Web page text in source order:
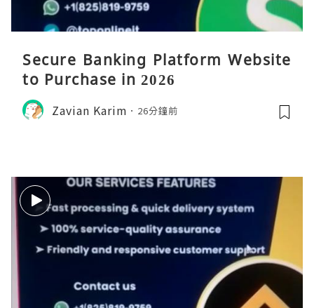
Secure Banking Platform Website
to Purchase in 2026
Zavian Karim 26分鐘前